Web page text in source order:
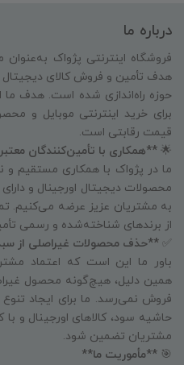
درباره ما
فروشگاه اینترنتی پژواک به‌عنوان
هدف تأمین و فروش کالای دیجیتال
حوزه راه‌اندازی شده است. هدف ما
برای خرید اینترنتی موبایل و
قیمت رقابتی است.
🌟 **همکاری با تأمین‌کنندگان
ما در پژواک با همکاری مستقیم و
محصولات دیجیتال اورجینال و
به مشتریان عزیز عرضه می‌کنیم.
از برندهای شناخته‌شده و رسمی
✅ **حذف محصولات غیراصلی از
باور ما این است که اعتماد
همین دلیل، هیچ‌گونه محصول
فروش نمی‌رسد. ما برای ایجاد
حاشیه سود، کالاهای اورجینال و
مشتریان تضمین شود.
🎯 **مأموریت ما**